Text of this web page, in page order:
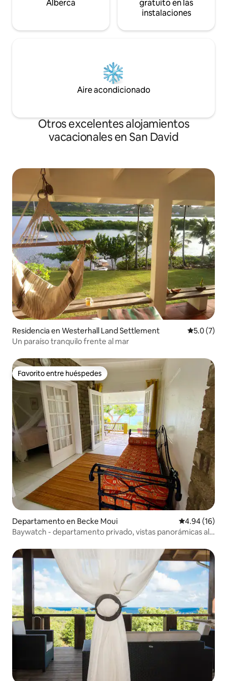
Alberca
gratuito en las
instalaciones
Aire acondicionado
Otros excelentes alojamientos
vacacionales en San David
Residencia en Westerhall Land Settlement
5.0 (7)
Un paraíso tranquilo frente al mar
Favorito entre huéspedes
Favorito entre huéspedes
Departamento en Becke Moui Calificación
4.94 (16)
Baywatch - departamento privado, vistas panorámicas al